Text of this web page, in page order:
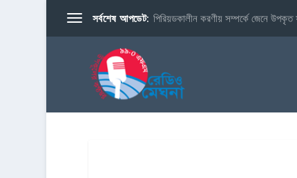
সর্বশেষ আপডেট: পিরিয়ডকালীন করণীয় সম্পর্কে জেনে উপকৃত